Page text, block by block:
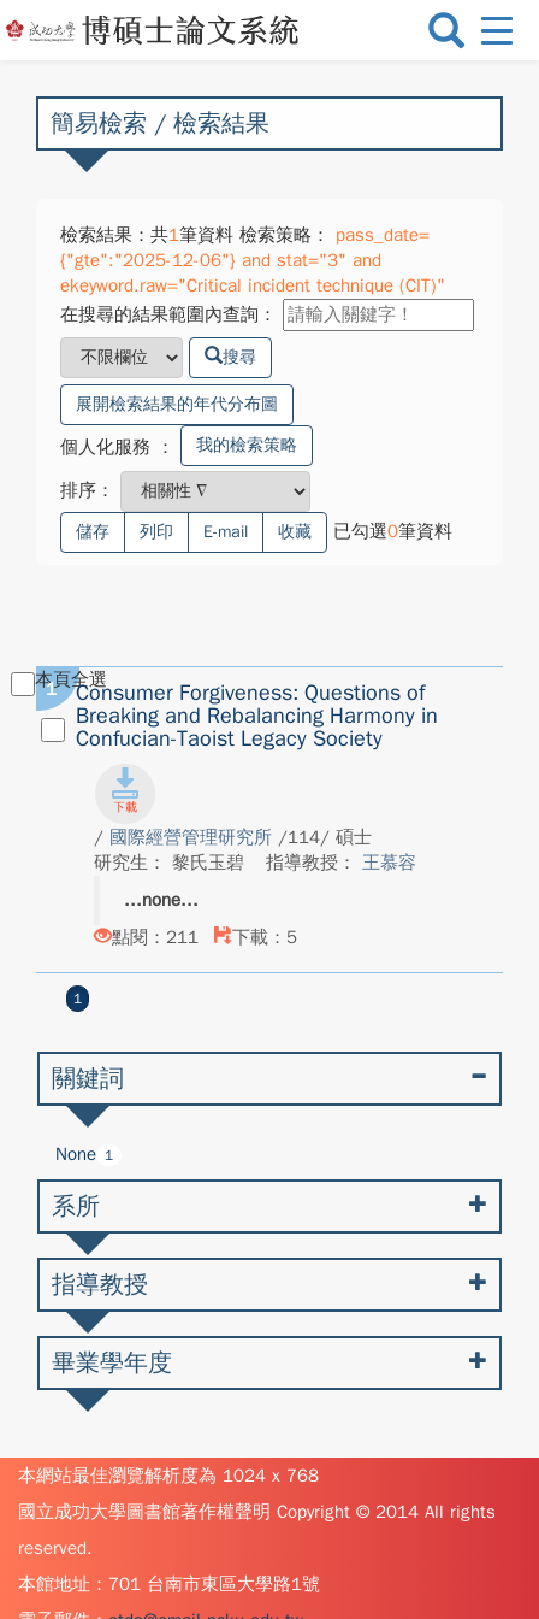
選
換
簡易檢索 / 檢索結果
檢索結果：共1筆資料 檢索策略：
pass_date=
{"gte":"2025-12-06"} and stat="3" and
ekeyword.raw="Critical incident technique (CIT)"
在搜尋的結果範圍內查詢：
搜尋
展開檢索結果的年代分布圖
個人化服務 ： 我的檢索策略
排序：
儲存 列印 E-mail 收藏 已勾選0筆資料
本頁全選
1
Consumer Forgiveness: Questions of
Breaking and Rebalancing Harmony in
Confucian-Taoist Legacy Society
/ 國際經營管理研究所 /114/ 碩士
研究生： 黎氏玉碧
指導教授： 王慕容
none
點閱：211
下載：5
1
關鍵詞
None 1
系所
指導教授
畢業學年度
本網站最佳瀏覽解析度為 1024 x 768
國立成功大學圖書館著作權聲明 Copyright © 2014 All rights
reserved.
本館地址：701 台南市東區大學路1號